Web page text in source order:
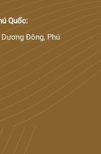
Quốc:
Đông, Phú